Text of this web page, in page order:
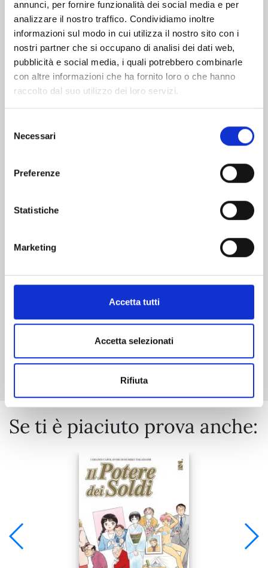
annunci, per fornire funzionalità dei social media e per
analizzare il nostro traffico. Condividiamo inoltre
informazioni sul modo in cui utilizza il nostro sito con i
nostri partner che si occupano di analisi dei dati web,
pubblicità e social media, i quali potrebbero combinarle
con altre informazioni che ha fornito loro o che hanno
raccolto dal suo utilizzo dei loro servizi.
delNecessari
Preferenze
Statistiche
Marketing
Accetta tutti
Accetta selezionati
Rifiuta
Altri volumi della serie
Se ti è piaciuto prova anche: